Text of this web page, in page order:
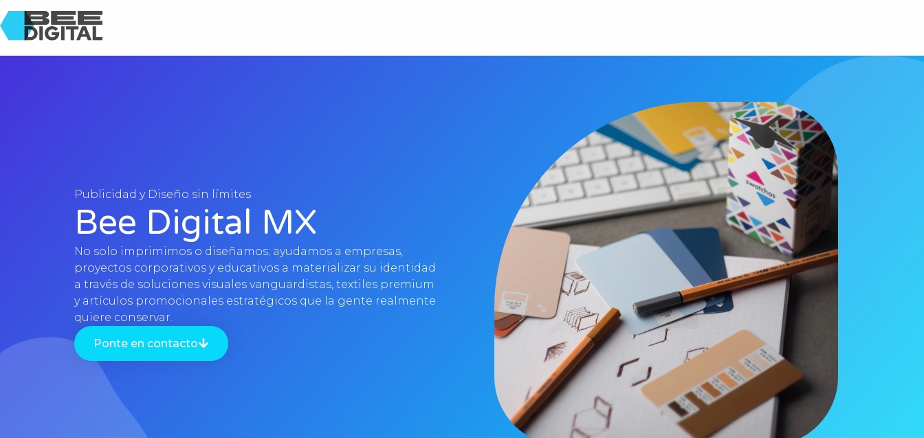
Publicidad y Diseño sin límites
Bee Digital MX
No solo imprimimos o diseñamos; ayudamos a empresas,
proyectos corporativos y educativos a materializar su identidad
a través de soluciones visuales vanguardistas, textiles premium
y artículos promocionales estratégicos que la gente realmente
quiere conservar.
Ponte en contacto